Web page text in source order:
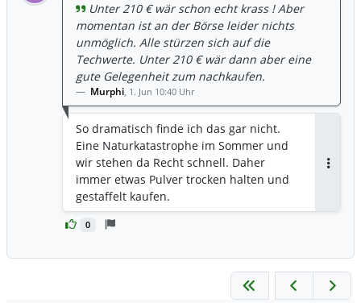
0
Unter 210 € wär schon echt krass ! Aber
momentan ist an der Börse leider nichts
unmöglich. Alle stürzen sich auf die
Techwerte. Unter 210 € wär dann aber eine
gute Gelegenheit zum nachkaufen.
Murphi, 1. Jun 10:40 Uhr
So dramatisch finde ich das gar nicht.
Eine Naturkatastrophe im Sommer und
wir stehen da Recht schnell. Daher
immer etwas Pulver trocken halten und
gestaffelt kaufen.